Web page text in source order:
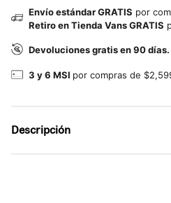
Envío estándar GRATIS por
Retiro en Tienda Vans GRATIS
Devoluciones gratis en 90 días.
3 y 6 MSI por compras de
Descripción